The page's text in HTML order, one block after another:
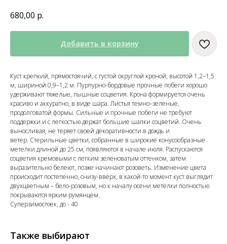
680,00 р.
Добавить в корзину
Куст крепкий, прямостоячий, с густой округлой кроной, высотой 1,2–1,5
м, шириной 0,9–1,2 м. Пурпурно-бордовые прочные побеги хорошо
удерживают тяжелые, пышные соцветия. Крона формируется очень
красиво и аккуратно, в виде шара. Листья темно–зеленые,
продолговатой формы. Сильные и прочные побеги не требуют
поддержки и с легкостью держат большие шапки соцветий. Очень
выносливая, не теряет своей декоративности в дождь и
ветер. Стерильные цветки, собранные в широкие конусообразные
метелки длиной до 25 см, появляются в начале июля. Распускаются
соцветия кремовыми с легким зеленоватым оттенком, затем
выразительно белеют, позже начинают розоветь. Изменение цвета
происходит постепенно, снизу-вверх, в какой-то момент куст выглядит
двухцветным – бело-розовым, но к началу осени метелки полностью
покрываются ярким румянцем.
Суперзимостоек, до - 40
Также выбирают